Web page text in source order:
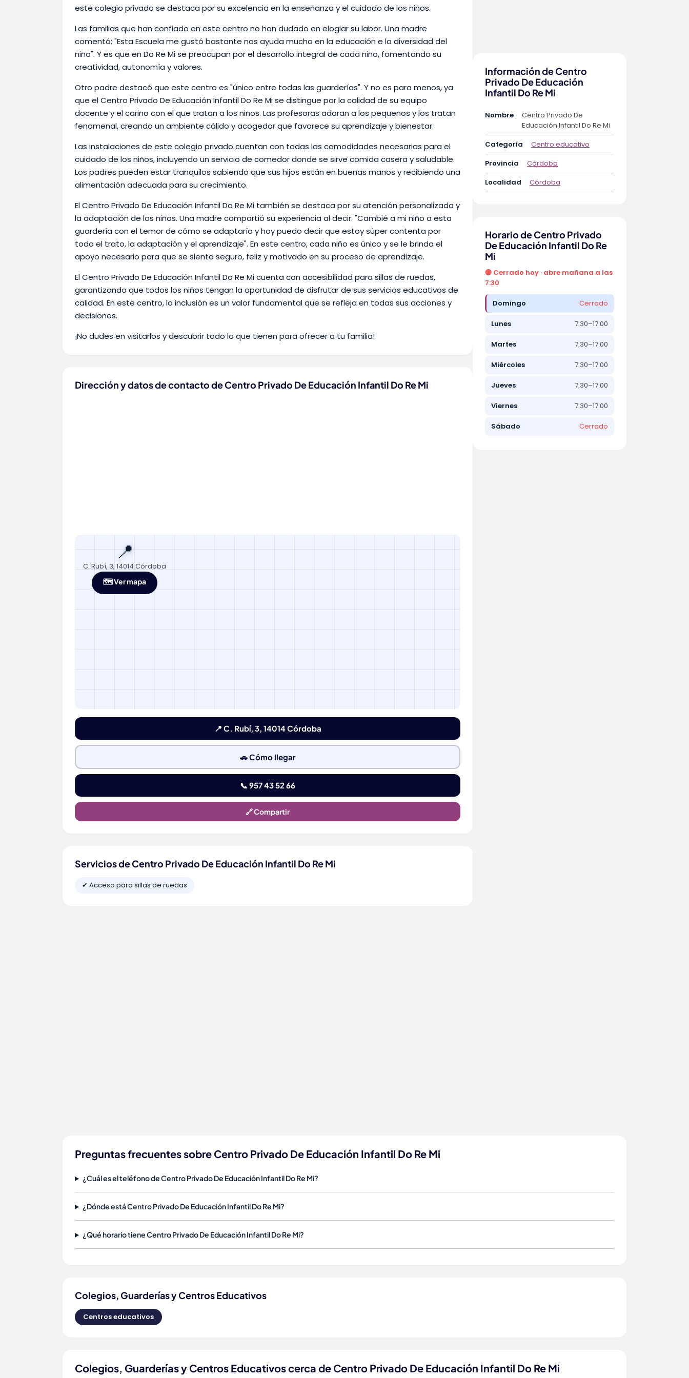
este colegio privado se destaca por su excelencia en la enseñanza y el cuidado de los niños.
Las familias que han confiado en este centro no han dudado en elogiar su labor. Una madre
comentó: "Esta Escuela me gustó bastante nos ayuda mucho en la educación e la diversidad del
niño". Y es que en Do Re Mi se preocupan por el desarrollo integral de cada niño, fomentando su
creatividad, autonomía y valores.
Otro padre destacó que este centro es "único entre todas las guarderías". Y no es para menos, ya
que el Centro Privado De Educación Infantil Do Re Mi se distingue por la calidad de su equipo
docente y el cariño con el que tratan a los niños. Las profesoras adoran a los pequeños y los tratan
fenomenal, creando un ambiente cálido y acogedor que favorece su aprendizaje y bienestar.
Las instalaciones de este colegio privado cuentan con todas las comodidades necesarias para el
cuidado de los niños, incluyendo un servicio de comedor donde se sirve comida casera y saludable.
Los padres pueden estar tranquilos sabiendo que sus hijos están en buenas manos y recibiendo una
alimentación adecuada para su crecimiento.
El Centro Privado De Educación Infantil Do Re Mi también se destaca por su atención personalizada y
la adaptación de los niños. Una madre compartió su experiencia al decir: "Cambié a mi niño a esta
guardería con el temor de cómo se adaptaría y hoy puedo decir que estoy súper contenta por
todo el trato, la adaptación y el aprendizaje". En este centro, cada niño es único y se le brinda el
apoyo necesario para que se sienta seguro, feliz y motivado en su proceso de aprendizaje.
El Centro Privado De Educación Infantil Do Re Mi cuenta con accesibilidad para sillas de ruedas,
garantizando que todos los niños tengan la oportunidad de disfrutar de sus servicios educativos de
calidad. En este centro, la inclusión es un valor fundamental que se refleja en todas sus acciones y
decisiones.
¡No dudes en visitarlos y descubrir todo lo que tienen para ofrecer a tu familia!
Dirección y datos de contacto de Centro Privado De Educación Infantil Do Re Mi
📍
C. Rubí, 3, 14014 Córdoba
🗺️ Ver mapa
📍 C. Rubí, 3, 14014 Córdoba
🚗 Cómo llegar
📞 957 43 52 66
🔗 Compartir
Servicios de Centro Privado De Educación Infantil Do Re Mi
✔ Acceso para sillas de ruedas
Información de Centro
Privado De Educación
Infantil Do Re Mi
Nombre
Centro Privado De
Educación Infantil Do Re Mi
Categoría
Centro educativo
Provincia
Córdoba
Localidad
Córdoba
Horario de Centro Privado
De Educación Infantil Do Re
Mi
🔴 Cerrado hoy · abre mañana a las
7:30
Domingo Cerrado
Lunes 7:30–17:00
Martes 7:30–17:00
Miércoles 7:30–17:00
Jueves 7:30–17:00
Viernes 7:30–17:00
Sábado Cerrado
Preguntas frecuentes sobre Centro Privado De Educación Infantil Do Re Mi
¿Cuál es el teléfono de Centro Privado De Educación Infantil Do Re Mi?
¿Dónde está Centro Privado De Educación Infantil Do Re Mi?
¿Qué horario tiene Centro Privado De Educación Infantil Do Re Mi?
Colegios, Guarderías y Centros Educativos
Centros educativos
Colegios, Guarderías y Centros Educativos cerca de Centro Privado De Educación Infantil Do Re Mi